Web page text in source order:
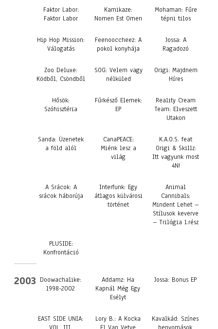
Faktor Labor:
Faktor Labor
Kamikaze:
Nomen Est Omen
Mohaman: Fűre
tépni tilos
Hip Hop Mission:
Válogatás
Feenooccheez: A
pokol konyhája
Jossa: A
Ragadozó
Zoo Deluxe:
Ködből, Csöndből
SOG: Velem vagy
nélküled
Origi: Majdnem
Híres
Hősök:
Szóhisztéria
Fűrkésző Elemek:
EP
Reality Cream
Team: Elveszett
Utakon
Sanda: Üzenetek
a föld alól
CanaPEACE:
Miénk lesz a
világ
K.A.O.S. feat
Origi & Skillz:
Itt vagyunk most
4N!
A Srácok: A
srácok háborúja
Interfunk: Egy
átlagos külvárosi
történet
Animal
Cannibals:
Mindent Lehet –
Stílusok keverve
– Trilógia 1.rész
PLUSIDE:
Konfrontáció
2003 Doowachalike:
1998-2002
Addamz: Ha
Kapnál Még Egy
Esélyt
Jossa: Bonus EP
EAST SIDE UNIA:
Lory B.: A Kocka
Kavalkád: Színes